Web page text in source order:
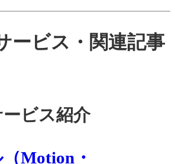
ービス・関連記事
ビス紹介
Motion・